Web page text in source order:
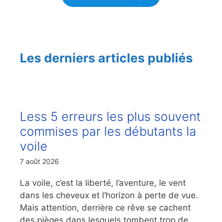
Les derniers articles publiés
Less 5 erreurs les plus souvent
commises par les débutants la
voile
7 août 2026
La voile, c’est la liberté, l’aventure, le vent
dans les cheveux et l’horizon à perte de vue.
Mais attention, derrière ce rêve se cachent
des pièges dans lesquels tombent trop de